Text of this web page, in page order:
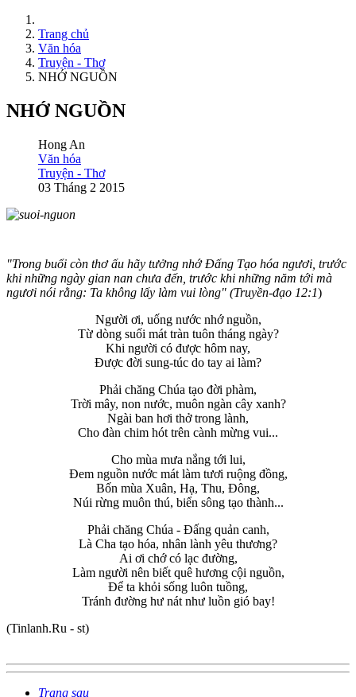
Trang chủ
Văn hóa
Truyện - Thơ
NHỚ NGUỒN
NHỚ NGUỒN
Hong An
Văn hóa
Truyện - Thơ
03 Tháng 2 2015
"Trong buổi còn thơ ấu hãy tưởng nhớ Đấng Tạo hóa ngươi, trước
khi những ngày gian nan chưa đến, trước khi những năm tới mà
ngươi nói rằng: Ta không lấy làm vui lòng" (Truyền-đạo 12:1)
Người ơi, uống nước nhớ nguồn,
Từ dòng suối mát tràn tuôn tháng ngày?
Khi người có được hôm nay,
Được đời sung-túc do tay ai làm?
Phải chăng Chúa tạo đời phàm,
Trời mây, non nước, muôn ngàn cây xanh?
Ngài ban hơi thở trong lành,
Cho đàn chim hót trên cành mừng vui...
Cho mùa mưa nắng tới lui,
Đem nguồn nước mát làm tươi ruộng đồng,
Bốn mùa Xuân, Hạ, Thu, Đông,
Núi rừng muôn thú, biển sông tạo thành...
Phải chăng Chúa - Đấng quản canh,
Là Cha tạo hóa, nhân lành yêu thương?
Ai ơi chớ có lạc đường,
Làm người nên biết quê hương cội nguồn,
Để ta khỏi sống luôn tuồng,
Tránh đường hư nát như luồn gió bay!
(Tinlanh.Ru - st)
Trang sau